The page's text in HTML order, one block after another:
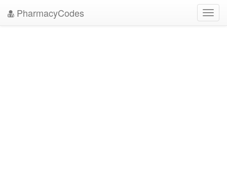
PharmacyCodes